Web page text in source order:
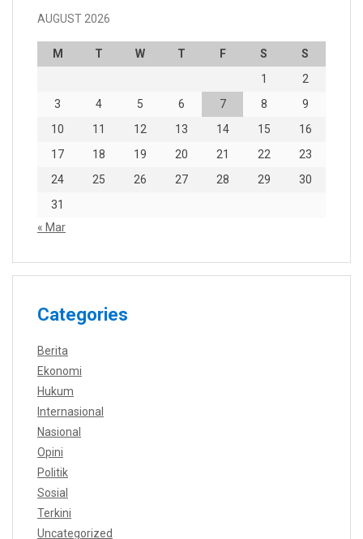
AUGUST 2026
M T W T F S
S
1
2
3
4 5 6 7 8
9
10
11 12 13 14 15
16
17
18 19 20 21 22
23
24
25 26 27 28 29
30
31
« Mar
Categories
Berita
Ekonomi
Hukum
Internasional
Nasional
Opini
Politik
Sosial
Terkini
Uncategorized